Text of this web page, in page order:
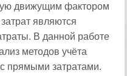
движущим фактором
являются
В данной работе
методов учёта
прямыми затратами.